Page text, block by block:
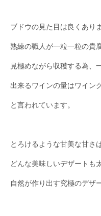
ブドウの見た目は良くあり
熟練の職人が一粒一粒の貴
見極めながら収穫する為、
出来るワインの量はワイン
と言われています。
とろけるような甘美な甘さ
どんな美味しいデザートも
自然が作り出す究極のデザ